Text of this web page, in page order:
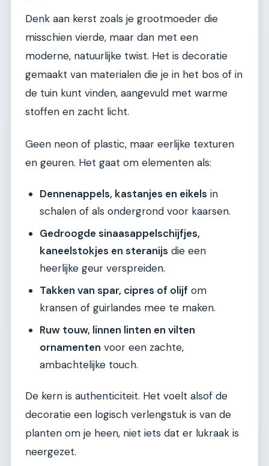
Denk aan kerst zoals je grootmoeder die
misschien vierde, maar dan met een
moderne, natuurlijke twist. Het is decoratie
gemaakt van materialen die je in het bos of in
de tuin kunt vinden, aangevuld met warme
stoffen en zacht licht.
Geen neon of plastic, maar eerlijke texturen
en geuren. Het gaat om elementen als:
Dennenappels, kastanjes en eikels in
schalen of als ondergrond voor kaarsen.
Gedroogde sinaasappelschijfjes,
kaneelstokjes en steranijs die een
heerlijke geur verspreiden.
Takken van spar, cipres of olijf om
kransen of guirlandes mee te maken.
Ruw touw, linnen linten en vilten
ornamenten voor een zachte,
ambachtelijke touch.
De kern is authenticiteit. Het voelt alsof de
decoratie een logisch verlengstuk is van de
planten om je heen, niet iets dat er lukraak is
neergezet.